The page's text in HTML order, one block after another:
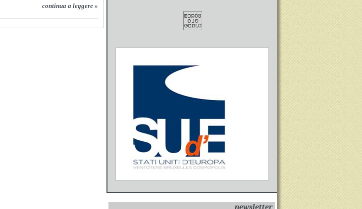
newsletter
continua a leggere »